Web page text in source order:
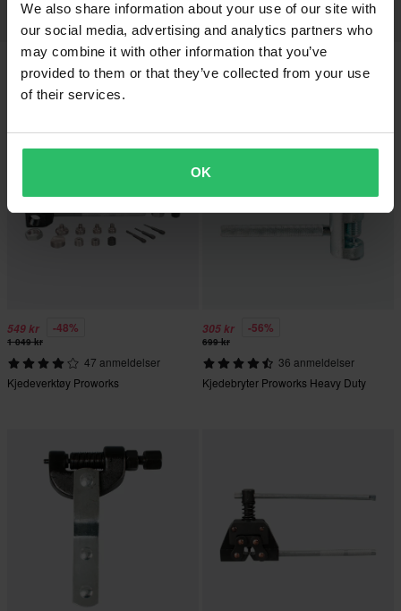
We also share information about your use of our site with
our social media, advertising and analytics partners who
may combine it with other information that you’ve
provided to them or that they’ve collected from your use
of their services.
OK
Øvrige Verktøy Kjedeverktøy Motorverktøy
Sorter og Filtrer (0) 4 Produkter
Superpris!
549 kr -48%
1 049 kr
47 anmeldelser
Kjedeverktøy Proworks
Superpris!
305 kr -56%
699 kr
36 anmeldelser
Kjedebryter Proworks Heavy Duty